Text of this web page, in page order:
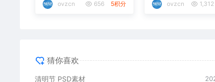
ovzcn 656 5积分 ovzcn 1,312
猜你喜欢
清明节 PSD素材